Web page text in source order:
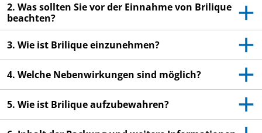
Wenn Sie Nebenwirkungen bemerken, wenden Sie
sich an Ihren Arzt oder Apotheker. Dies gilt auch
Packungsbeilage angegeben sind. Siehe Abschnitt
2. Was sollten Sie vor der Einnahme von Brilique
beachten?
3. Wie ist Brilique einzunehmen?
4. Welche Nebenwirkungen sind möglich?
5. Wie ist Brilique aufzubewahren?